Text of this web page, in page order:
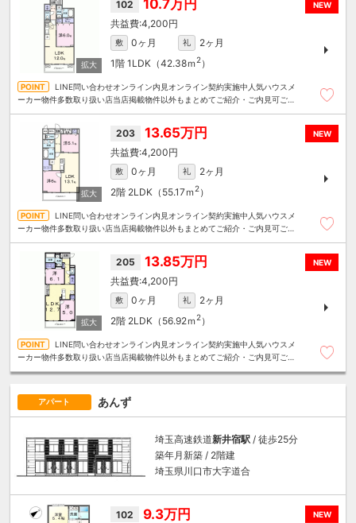
NEW
102 10.7万円
4,200円
敷 0ヶ月 礼
2ヶ月
1階 1LDK（42.38ｍ 2）
LINE問い合わせオンライン内見オンライン契約実施中人気ハウスメ
ーカー物件多数取り扱い店当店掲載物件以外もまとめてご紹介・ご内見可ご予
NEW
203 13.65万円
4,200円
敷 0ヶ月 礼
2ヶ月
2階 2LDK（55.17ｍ 2）
LINE問い合わせオンライン内見オンライン契約実施中人気ハウスメ
ーカー物件多数取り扱い店当店掲載物件以外もまとめてご紹介・ご内見可ご予
NEW
205 13.85万円
4,200円
敷 0ヶ月 礼
2ヶ月
2階 2LDK（56.92ｍ 2）
LINE問い合わせオンライン内見オンライン契約実施中人気ハウスメ
ーカー物件多数取り扱い店当店掲載物件以外もまとめてご紹介・ご内見可ご予
アパート あんず
埼玉高速鉄道新井宿駅 / 徒歩25分
築年月新築 / 2階建
埼玉県川口市大字道合
NEW
102 9.3万円